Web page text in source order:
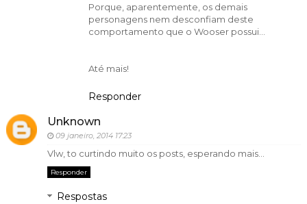
Porque, aparentemente, os demais
personagens nem desconfiam deste
comportamento que o Wooser possui...
Até mais!
Responder
Unknown
09 janeiro, 2014 17:23
Vlw, to curtindo muito os posts, esperando mais...
Responder
Respostas